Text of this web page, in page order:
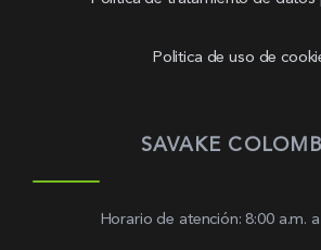
Politica de uso de
SAVAKE
Horario de atención: 8:00 a.m.